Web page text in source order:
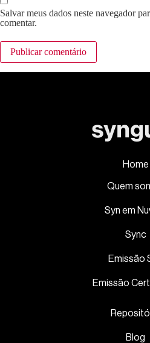
Salvar meus dados neste navegador
comentar.
Home
Quem
Syn em
Sync
Emissão
Emissão
Blog